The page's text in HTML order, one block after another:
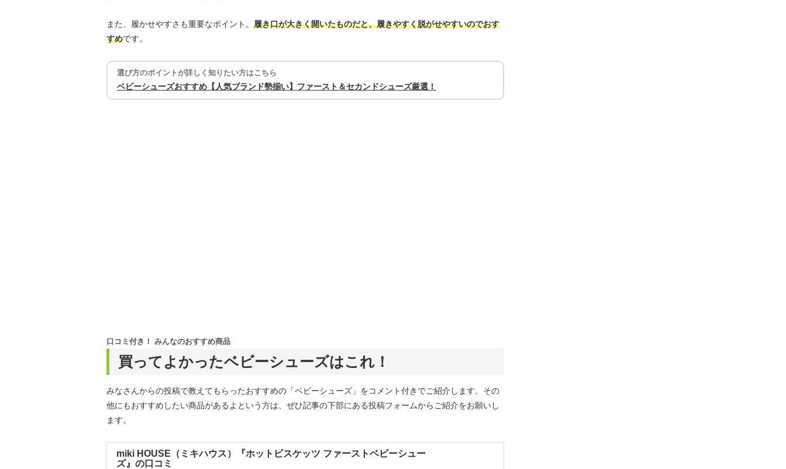
また、履かせやすさも重要なポイント。 履き口が大きく開いたものだと、履きやすく脱がせやすいのでおす
すめです。
選び方のポイントが詳しく知りたい方はこちら
ベビーシューズおすすめ【人気ブランド勢揃い】ファースト＆セカンドシューズ厳選！
買ってよかったベビーシューズはこれ！
口コミ付き！ みんなのおすすめ商品
みなさんからの投稿で教えてもらったおすすめの「ベビーシューズ」をコメント付きでご紹介します。その
他にもおすすめしたい商品があるよという方は、ぜひ記事の下部にある投稿フォームからご紹介をお願いし
ます。
miki HOUSE（ミキハウス）『ホットビスケッツ ファーストベビーシュー
ズ』の口コミ